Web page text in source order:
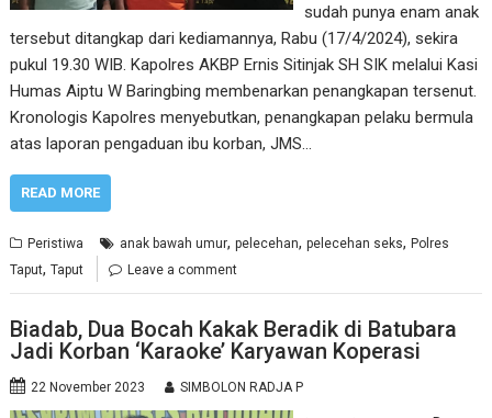
sudah punya enam anak
tersebut ditangkap dari kediamannya, Rabu (17/4/2024), sekira
pukul 19.30 WIB. Kapolres AKBP Ernis Sitinjak SH SIK melalui Kasi
Humas Aiptu W Baringbing membenarkan penangkapan tersenut.
Kronologis Kapolres menyebutkan, penangkapan pelaku bermula
atas laporan pengaduan ibu korban, JMS…
READ MORE
Peristiwa anak bawah umur,pelecehan,pelecehan seks,Polres
Taput,Taput Leave a comment
Biadab, Dua Bocah Kakak Beradik di Batubara
Jadi Korban ‘Karaoke’ Karyawan Koperasi
22 November 2023 SIMBOLON RADJA P